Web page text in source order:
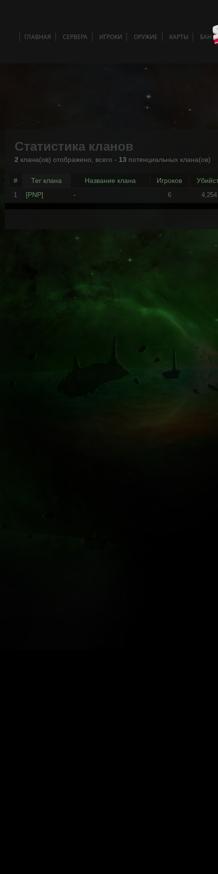
ГЛАВНАЯ СЕРВЕРА ИГРОКИ ОРУЖИЕ КАРТЫ БАН
Статистика кланов
2 клана(ов) отображено, всего - 13 потенциальных клана(ов)
# Тег клана Название клана Игроков
1 [PNP] - 6 4,254